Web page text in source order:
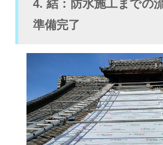
4. 結：防水施工までの
準備完了